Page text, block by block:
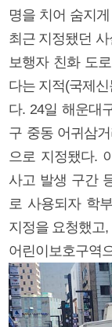
명을 치어 숨지
최근 지정됐던
보행자 친화 도
다는 지적(국제
다. 24일 해운대
구 중동 어귀삼
으로 지정됐다.
사고 발생 구간
로 사용되자 학
지정을 요청했고
어린이보호구역